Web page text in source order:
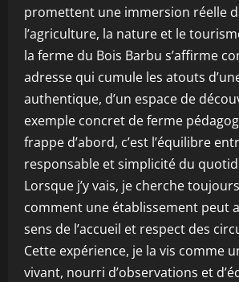
promettent une immersion réelle
l’agriculture, la nature et le
la ferme du Bois Barbu s’affirme
adresse qui cumule les atouts
authentique, d’un espace de
exemple concret de ferme
frappe d’abord, c’est l’équilibre
responsable et simplicité du
Lorsque j’y vais, je cherche
comment une établissement peut
sens de l’accueil et respect des
Cette expérience, je la vis comme
vivant, nourri d’observations et